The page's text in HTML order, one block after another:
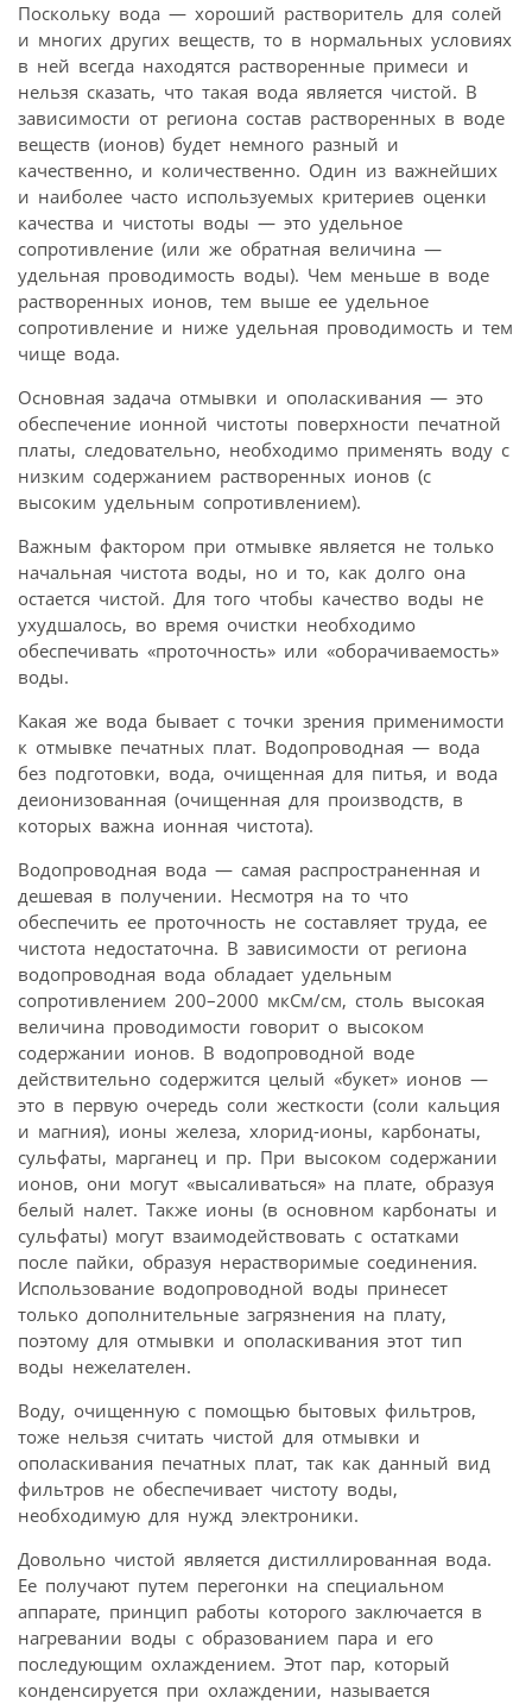
Поскольку вода — хороший растворитель для солей
и многих других веществ, то в нормальных условиях
в ней всегда находятся растворенные примеси и
нельзя сказать, что такая вода является чистой. В
зависимости от региона состав растворенных в воде
веществ (ионов) будет немного разный и
качественно, и количественно. Один из важнейших
и наиболее часто используемых критериев оценки
качества и чистоты воды — это удельное
сопротивление (или же обратная величина —
удельная проводимость воды). Чем меньше в воде
растворенных ионов, тем выше ее удельное
сопротивление и ниже удельная проводимость и тем
чище вода.
Основная задача отмывки и ополаскивания — это
обеспечение ионной чистоты поверхности печатной
платы, следовательно, необходимо применять воду с
низким содержанием растворенных ионов (с
высоким удельным сопротивлением).
Важным фактором при отмывке является не только
начальная чистота воды, но и то, как долго она
остается чистой. Для того чтобы качество воды не
ухудшалось, во время очистки необходимо
обеспечивать «проточность» или «оборачиваемость»
воды.
Какая же вода бывает с точки зрения применимости
к отмывке печатных плат. Водопроводная — вода
без подготовки, вода, очищенная для питья, и вода
деионизованная (очищенная для производств, в
которых важна ионная чистота).
Водопроводная вода — самая распространенная и
дешевая в получении. Несмотря на то что
обеспечить ее проточность не составляет труда, ее
чистота недостаточна. В зависимости от региона
водопроводная вода обладает удельным
сопротивлением 200–2000 мкСм/см, столь высокая
величина проводимости говорит о высоком
содержании ионов. В водопроводной воде
действительно содержится целый «букет» ионов —
это в первую очередь соли жесткости (соли кальция
и магния), ионы железа, хлорид-ионы, карбонаты,
сульфаты, марганец и пр. При высоком содержании
ионов, они могут «высаливаться» на плате, образуя
белый налет. Также ионы (в основном карбонаты и
сульфаты) могут взаимодействовать с остатками
после пайки, образуя нерастворимые соединения.
Использование водопроводной воды принесет
только дополнительные загрязнения на плату,
поэтому для отмывки и ополаскивания этот тип
воды нежелателен.
Воду, очищенную с помощью бытовых фильтров,
тоже нельзя считать чистой для отмывки и
ополаскивания печатных плат, так как данный вид
фильтров не обеспечивает чистоту воды,
необходимую для нужд электроники.
Довольно чистой является дистиллированная вода.
Ее получают путем перегонки на специальном
аппарате, принцип работы которого заключается в
нагревании воды с образованием пара и его
последующим охлаждением. Этот пар, который
конденсируется при охлаждении, называется